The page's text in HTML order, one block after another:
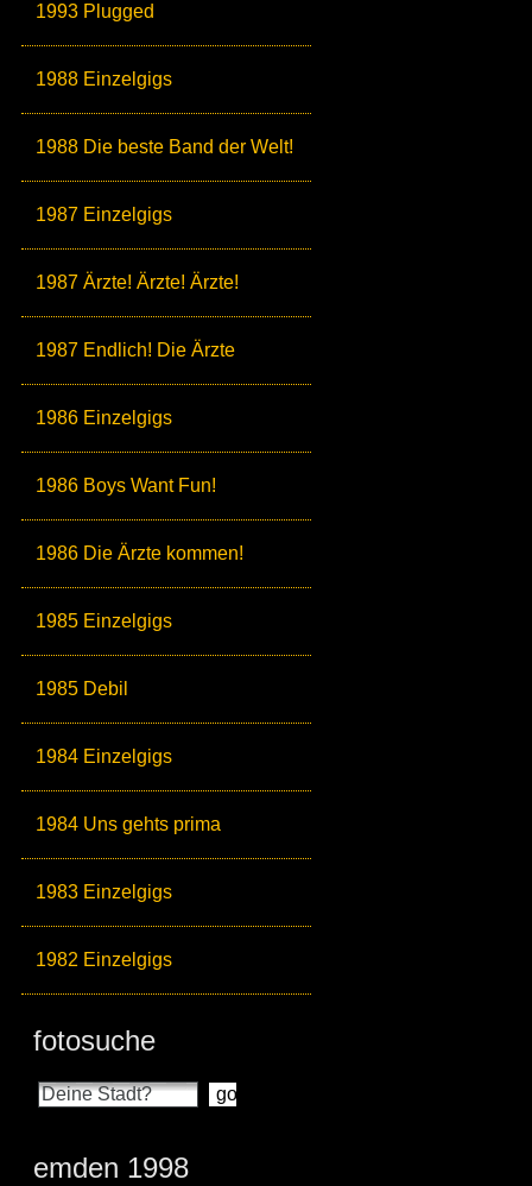
1993 Plugged
1988 Einzelgigs
1988 Die beste Band der Welt!
1987 Einzelgigs
1987 Ärzte! Ärzte! Ärzte!
1987 Endlich! Die Ärzte
1986 Einzelgigs
1986 Boys Want Fun!
1986 Die Ärzte kommen!
1985 Einzelgigs
1985 Debil
1984 Einzelgigs
1984 Uns gehts prima
1983 Einzelgigs
1982 Einzelgigs
fotosuche
emden 1998